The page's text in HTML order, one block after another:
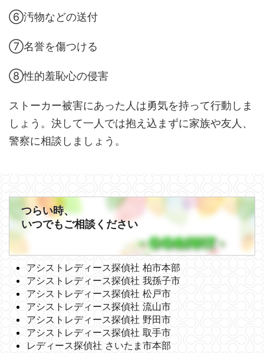
⑥汚物などの送付
⑦名誉を傷つける
⑧性的羞恥心の侵害
ストーカー被害にあった人は勇気を持って行動しま
しょう。決して一人では抱え込まずに家族や友人、
警察に相談しましょう。
つらい時、
いつでもご相談ください
アシストレディース探偵社 柏市本部
アシストレディース探偵社 我孫子市
アシストレディース探偵社 松戸市
アシストレディース探偵社 流山市
アシストレディース探偵社 野田市
アシストレディース探偵社 取手市
レディース探偵社 さいたま市本部